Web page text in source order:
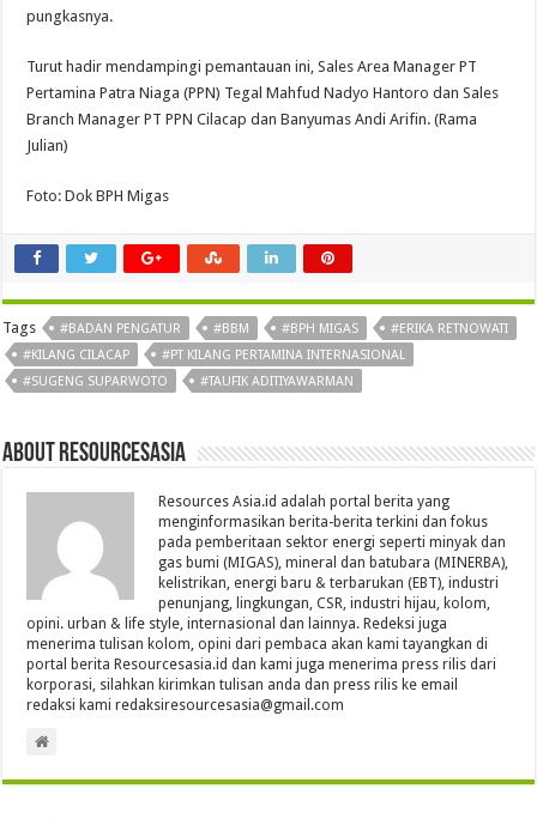
pungkasnya.
Turut hadir mendampingi pemantauan ini, Sales Area Manager PT
Pertamina Patra Niaga (PPN) Tegal Mahfud Nadyo Hantoro dan Sales
Branch Manager PT PPN Cilacap dan Banyumas Andi Arifin. (Rama
Julian)
Foto: Dok BPH Migas
Tags #BADAN PENGATUR #BBM #BPH MIGAS
#ERIKA RETNOWATI
#KILANG CILACAP
#PT KILANG PERTAMINA INTERNASIONAL
#SUGENG SUPARWOTO
#TAUFIK ADITIYAWARMAN
About Resourcesasia
Resources Asia.id adalah portal berita yang
menginformasikan berita-berita terkini dan fokus
pada pemberitaan sektor energi seperti minyak dan
gas bumi (MIGAS), mineral dan batubara (MINERBA),
kelistrikan, energi baru & terbarukan (EBT), industri
penunjang, lingkungan, CSR, industri hijau, kolom,
opini. urban & life style, internasional dan lainnya. Redeksi juga
menerima tulisan kolom, opini dari pembaca akan kami tayangkan di
portal berita Resourcesasia.id dan kami juga menerima press rilis dari
korporasi, silahkan kirimkan tulisan anda dan press rilis ke email
redaksi kami redaksiresourcesasia@gmail.com